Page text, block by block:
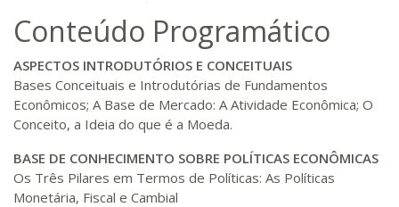
180 H 23dias 90dias
R$ 892,23
200 H 25dias 90dias
R$ 991,36
220 H 28dias 90 dias
R$ 1.090,51
Matricular
Conteúdo Programático
ASPECTOS INTRODUTÓRIOS E CONCEITUAIS
Bases Conceituais e Introdutórias de Fundamentos
Econômicos; A Base de Mercado: A Atividade Econômica; O
Conceito, a Ideia do que é a Moeda.
BASE DE CONHECIMENTO SOBRE POLÍTICAS ECONÔMICAS
Os Três Pilares em Termos de Políticas: As Políticas
Monetária, Fiscal e Cambial